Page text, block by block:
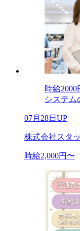
時給
システム
07月28日UP
株式会社スタ
時給2,000円〜